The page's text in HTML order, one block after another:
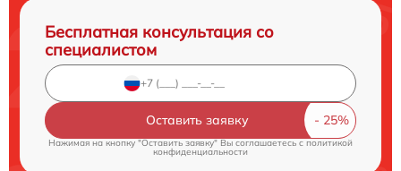
Бесплатная консультация со
специалистом
Оставить заявку
Нажимая на кнопку "Оставить заявку" Вы соглашаетесь cполитикой
конфиденциальности